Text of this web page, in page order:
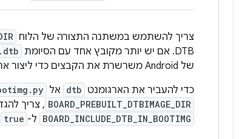
צריך להשתמש במשתנה התצורה של הלוח
DTB. אם יש יותר מקובץ אחד עם הסיומת
של Android משרשרת את הקבצים כדי ליצור את תמונת ה-DTB הסופית שמשמשת ליצירת תמונת האתחול.
כדי להעביר את הארגומנט dtb אל
BOARD_PREBUILT_DTBIMAGE_DIR , צריך
BOARD_INCLUDE_DTB_IN_BOOTIMG ל- true